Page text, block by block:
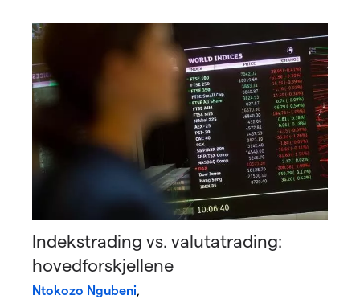
Indekstrading vs. valutatrading:
hovedforskjellene
Ntokozo Ngubeni,